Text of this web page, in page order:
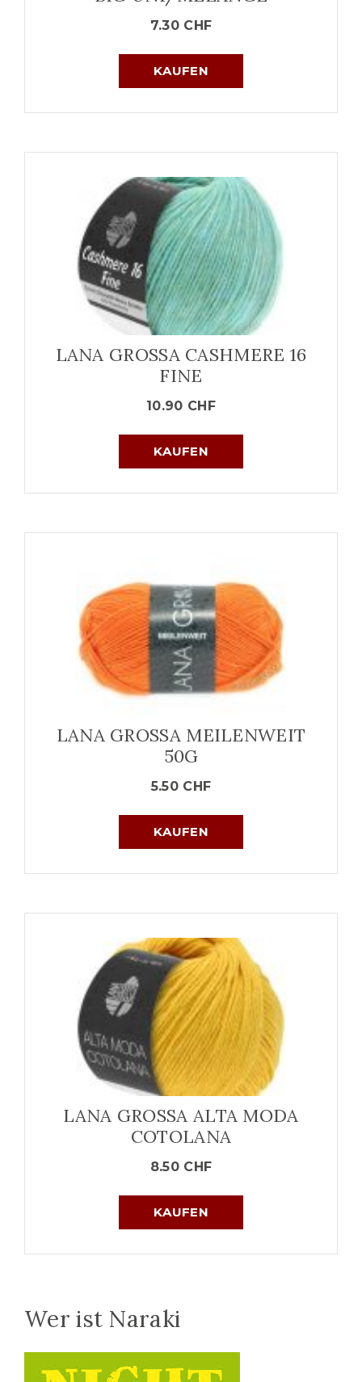
7.30 CHF
KAUFEN
LANA GROSSA CASHMERE 16
FINE
10.90 CHF
KAUFEN
LANA GROSSA MEILENWEIT
50G
5.50 CHF
KAUFEN
LANA GROSSA ALTA MODA
COTOLANA
8.50 CHF
KAUFEN
Wer ist Naraki